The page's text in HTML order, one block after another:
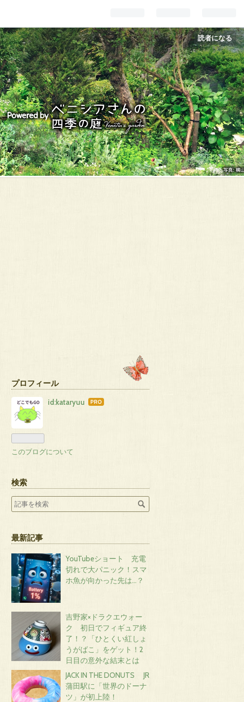
読者になる
プロフィール
id:kataryuu はて
このブログについて
検索
最新記事
YouTubeショート 充電
切れで大パニック！スマ
ホ魚が向かった先は…？
吉野家×ドラクエウォー
ク 初日でフィギュア終
了！？「ひとくい紅しょ
うがばこ」をゲット！2
日目の意外な結末とは
JACK IN THE DONUTS JR
蒲田駅に「世界のドーナ
ツ」が初上陸！